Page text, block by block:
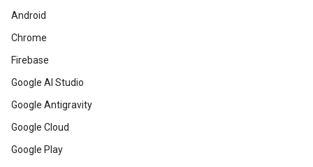
Android
Chrome
Firebase
Google AI Studio
Google Antigravity
Google Cloud
Google Play